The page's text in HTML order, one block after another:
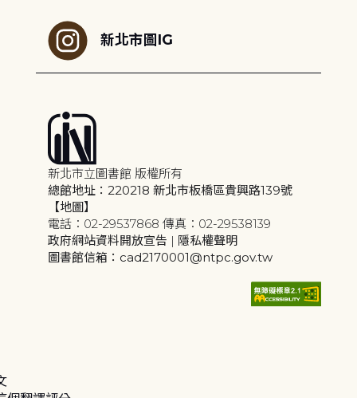
新北市圖IG
新北市立圖書館 版權所有
總館地址：220218 新北市板橋區貴興路139號
【地圖】
電話：02-29537868 傳真：02-29538139
政府網站資料開放宣告 | 隱私權聲明
圖書館信箱：cad2170001@ntpc.gov.tw